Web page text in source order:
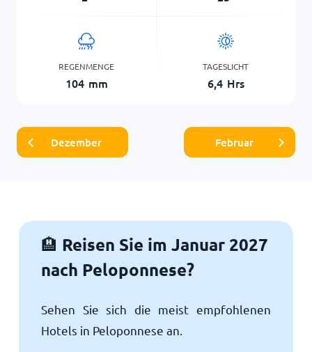
REGENMENGE
104 mm
TAGESLICHT
6,4 Hrs
Dezember Februar
🏨 Reisen Sie im Januar 2027
nach Peloponnese?
Sehen Sie sich die meist empfohlenen
Hotels in Peloponnese an.